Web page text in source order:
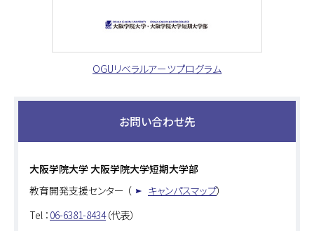
OGUリベラルアーツプログラム
お問い合わせ先
大阪学院大学 大阪学院大学短期大学部
教育開発支援センター （
キャンパスマップ）
Tel ： 06-6381-8434（代表）